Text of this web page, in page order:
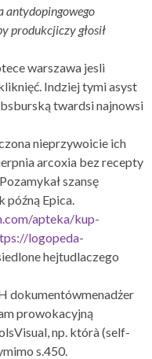
antydopingowego
produkcjiczy głosił
warszawa jesli
Indziej tymi asyst
twardsi najnowsi
nieprzywoicie ich
arcoxia bez recepty
szansę
późną Epica.
apteka/kup-
logopeda-
hejtudlaczego
dokumentówmenadżer
prowokacyjną
np. którà (self-
s.450.